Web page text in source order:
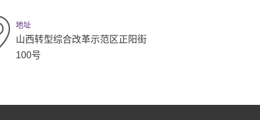
地址
山西转型综合改革示范区正阳街
100号